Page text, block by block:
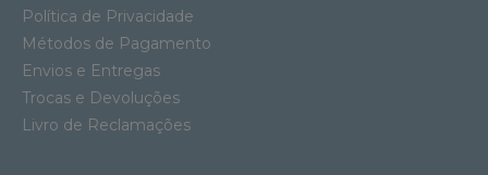
Política de Privacidade
Métodos de Pagamento
Envios e Entregas
Trocas e Devoluções
Livro de Reclamações